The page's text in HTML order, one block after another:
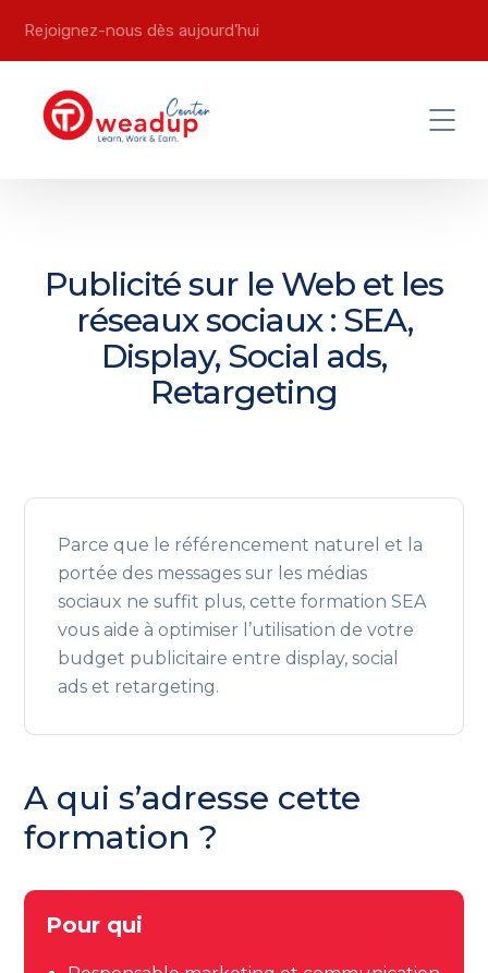
Rejoignez-nous dès aujourd’hui
Publicité sur le Web et les
réseaux sociaux : SEA,
Display, Social ads,
Retargeting
Parce que le référencement naturel et la
portée des messages sur les médias
sociaux ne suffit plus, cette formation SEA
vous aide à optimiser l’utilisation de votre
budget publicitaire entre display, social
ads et retargeting.
A qui s’adresse cette
formation ?
Pour qui